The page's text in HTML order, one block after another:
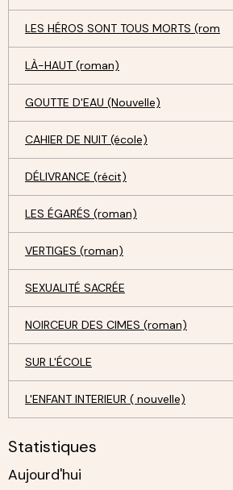
LES HÉROS SONT TOUS MORTS (rom
LÀ-HAUT (roman)
GOUTTE D'EAU (Nouvelle)
CAHIER DE NUIT (école)
DÉLIVRANCE (récit)
LES ÉGARÉS (roman)
VERTIGES (roman)
SEXUALITÉ SACRÉE
NOIRCEUR DES CIMES (roman)
SUR L'ÉCOLE
L'ENFANT INTERIEUR ( nouvelle)
Statistiques
Aujourd'hui